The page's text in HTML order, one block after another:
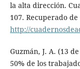
la alta dirección.
107. Recuperado de
http://
Guzmán, J. A. (13
50% de los